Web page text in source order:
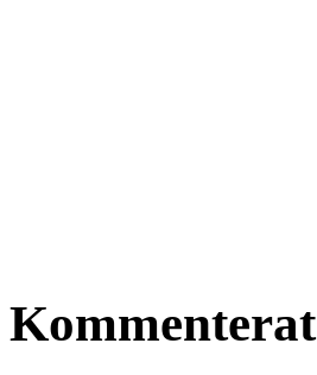
Kommenterat